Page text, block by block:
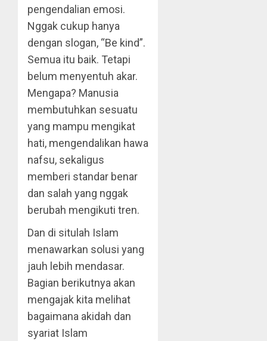
pengendalian emosi.
Nggak cukup hanya
dengan slogan, “Be kind”.
Semua itu baik. Tetapi
belum menyentuh akar.
Mengapa? Manusia
membutuhkan sesuatu
yang mampu mengikat
hati, mengendalikan hawa
nafsu, sekaligus
memberi standar benar
dan salah yang nggak
berubah mengikuti tren.
Dan di situlah Islam
menawarkan solusi yang
jauh lebih mendasar.
Bagian berikutnya akan
mengajak kita melihat
bagaimana akidah dan
syariat Islam